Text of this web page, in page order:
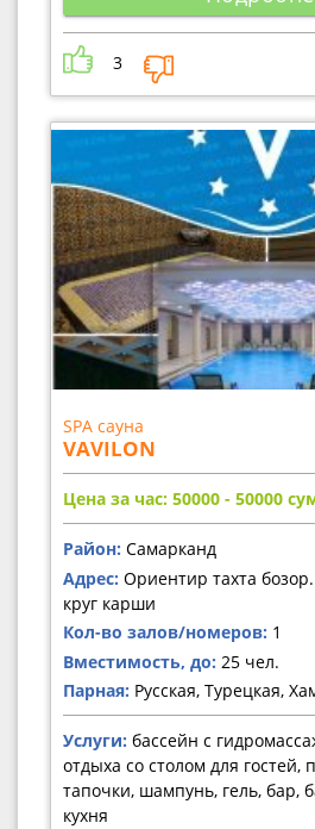
3
SPA сауна
VAVILON
Цена за час: 50000 - 50000
Район: Самарканд
Адрес: Ориентир тахта
круг карши
Кол-во залов/номеров: 1
Вместимость, до: 25 чел.
Парная: Русская, Турецкая,
Услуги: бассейн с
отдыха со столом для гостей,
тапочки, шампунь, гель, бар,
кухня